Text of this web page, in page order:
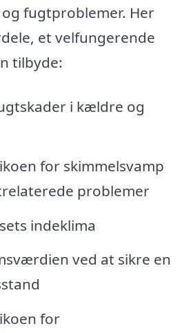
fugtproblemer. Her
et velfungerende
tilbyde:
i kældre og
for skimmelsvamp
problemer
indeklima
ved at sikre en
for